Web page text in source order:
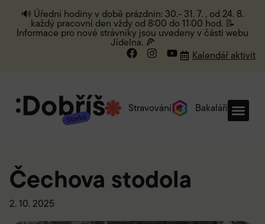
🔊 Úřední hodiny v době prázdnin: 30.- 31. 7. , od 24. 8.
každý pracovní den vždy od 8:00 do 11:00 hod. 📝
Informace pro nové strávníky jsou uvedeny v části webu
Jídelna. 🍕
Kalendář aktivit
Stravování Bakaláři
Čechova stodola
2. 10. 2025